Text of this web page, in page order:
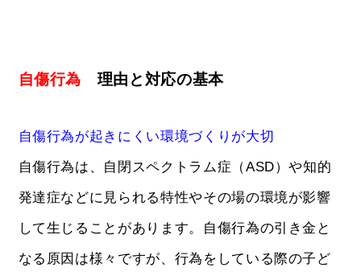
自傷行為 理由と対応の基本
自傷行為が起きにくい環境づくりが大切
自傷行為は、自閉スペクトラム症（ASD）や知的
発達症などに見られる特性やその場の環境が影響
して生じることがあります。自傷行為の引き金と
なる原因は様々ですが、行為をしている際の子ど